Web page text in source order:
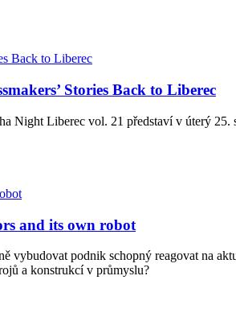
Stories Back to Liberec
Night Liberec vol. 21 představí v úterý
and its own robot
vybudovat podnik schopný reagovat na
a konstrukcí v průmyslu?